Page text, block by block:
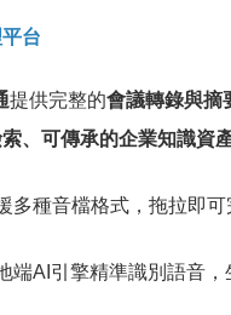
台
提供完整的會議轉錄與摘
、可傳承的企業知識資
多種音檔格式，拖拉即可
端AI引擎精準識別語音，